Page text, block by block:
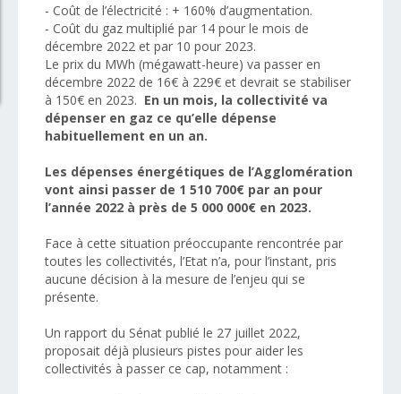
- Coût de l’électricité : + 160% d’augmentation.
- Coût du gaz multiplié par 14 pour le mois de
décembre 2022 et par 10 pour 2023.
Le prix du MWh (mégawatt-heure) va passer en
décembre 2022 de 16€ à 229€ et devrait se stabiliser
à 150€ en 2023. En un mois, la collectivité va
dépenser en gaz ce qu’elle dépense
habituellement en un an.
Les dépenses énergétiques de l’Agglomération
vont ainsi passer de 1 510 700€ par an pour
l’année 2022 à près de 5 000 000€ en 2023.
Face à cette situation préoccupante rencontrée par
toutes les collectivités, l’Etat n’a, pour l’instant, pris
aucune décision à la mesure de l’enjeu qui se
présente.
Un rapport du Sénat publié le 27 juillet 2022,
proposait déjà plusieurs pistes pour aider les
collectivités à passer ce cap, notamment :